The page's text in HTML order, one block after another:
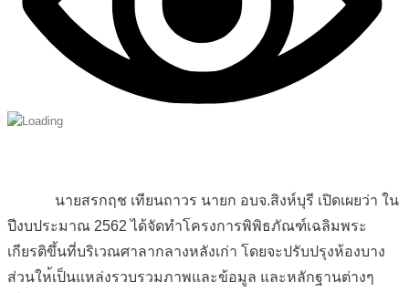
นายสรกฤช เทียนถาวร นายก อบจ.สิงห์บุรี เปิดเผยว่า ใน
ปีงบประมาณ 2562 ได้จัดทำโครงการพิพิธภัณฑ์เฉลิมพระ
เกียรติขึ้นที่บริเวณศาลากลางหลังเก่า โดยจะปรับปรุงห้องบาง
ส่วนให้เป็นแหล่งรวบรวมภาพและข้อมูล และหลักฐานต่างๆ